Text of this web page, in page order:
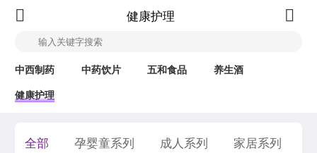
健康护理
中西制药 中药饮片 五和食品
养生酒
健康护理
全部 孕婴童系列 成人系列 家居系列